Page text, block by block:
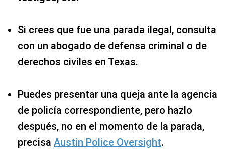
Si crees que fue una parada ilegal, consulta
con un abogado de defensa criminal o de
derechos civiles en Texas.
Puedes presentar una queja ante la agencia
de policía correspondiente, pero hazlo
después, no en el momento de la parada,
precisa Austin Police Oversight.